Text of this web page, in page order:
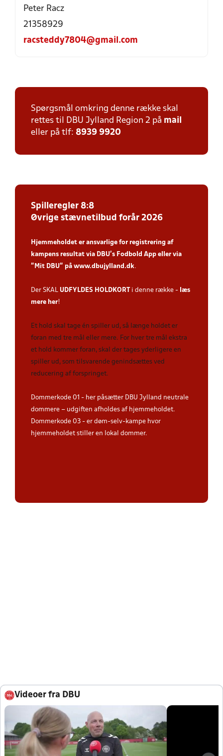
Peter Racz
21358929
racsteddy7804@gmail.com
Spørgsmål omkring denne række skal
rettes til DBU Jylland Region 2 på mail
eller på tlf: 8939 9920
Spilleregler 8:8
Øvrige stævnetilbud forår 2026
Hjemmeholdet er ansvarlige for registrering af
kampens resultat via DBU’s Fodbold App eller via
”Mit DBU” på www.dbujylland.dk.
Der SKAL UDFYLDES HOLDKORTi denne række - læs
mere her!
Et hold skal tage én spiller ud, så længe holdet er
foran med tre mål eller mere. For hver tre mål ekstra
et hold kommer foran, skal der tages yderligere en
spiller ud, som tilsvarende genindsættes ved
reducering af forspringet.
Dommerkode 01 - her påsætter DBU Jylland neutrale
dommere – udgiften afholdes af hjemmeholdet.
Dommerkode 03 - er døm-selv-kampe hvor
hjemmeholdet stiller en lokal dommer.
Videoer fra DBU